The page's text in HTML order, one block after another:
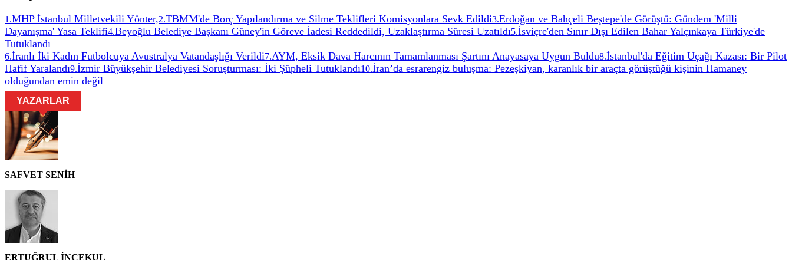
1 .MHP İstanbul Milletvekili Yönter,2.TBMM'de Borç Yapılandırma ve Silme Teklifleri Komisyonlara Sevk Edildi3.Erdoğan ve Bahçeli Beştepe'de Görüştü: Gündem 'Milli
Dayanışma' Yasa Teklifi4.Beyoğlu Belediye Başkanı Güney'in Göreve İadesi Reddedildi, Uzaklaştırma Süresi Uzatıldı5.İsviçre'den Sınır Dışı Edilen Bahar Yalçınkaya Türkiye'de
Tutuklandı
6.İranlı İki Kadın Futbolcuya Avustralya Vatandaşlığı Verildi7.AYM, Eksik Dava Harcının Tamamlanması Şartını Anayasaya Uygun Buldu8.İstanbul'da Eğitim Uçağı Kazası: Bir Pilot
Hafif Yaralandı9.İzmir Büyükşehir Belediyesi Soruşturması: İki Şüpheli Tutuklandı10.İran’da esrarengiz buluşma: Pezeşkiyan, karanlık bir araçta görüştüğü kişinin Hamaney
olduğundan emin değil
YAZARLAR
SAFVET SENİH
ERTUĞRUL İNCEKUL